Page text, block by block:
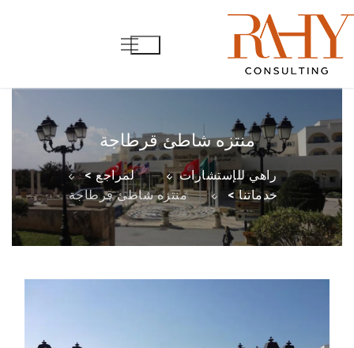
إلى
منتزه شاطئ قرطاجة
راهي للإستشارات
لمراجع >
خدماتنا >
منتزه شاطئ قرطاجة